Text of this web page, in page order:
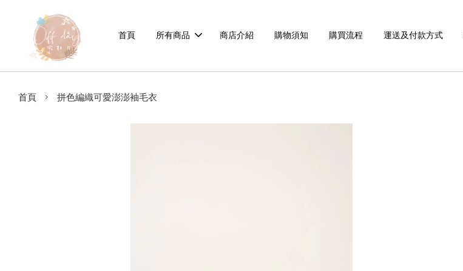
首頁 所有商品 商店介紹 購物須知 購買流程 運送及付款方式
首頁 › 拼色編織可愛澎澎袖毛衣